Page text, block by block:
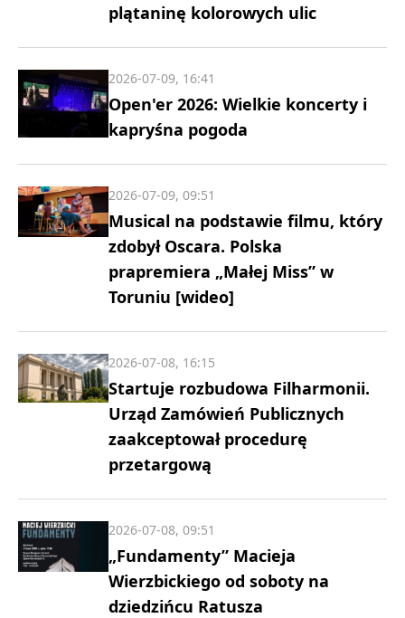
plątaninę kolorowych ulic
Open'er 2026: Wielkie koncerty i
kapryśna pogoda
2026-07-09, 16:41
Musical na podstawie filmu, który
zdobył Oscara. Polska
prapremiera „Małej Miss” w
Toruniu [wideo]
2026-07-09, 09:51
Startuje rozbudowa Filharmonii.
Urząd Zamówień Publicznych
zaakceptował procedurę
przetargową
2026-07-08, 16:15
„Fundamenty” Macieja
Wierzbickiego od soboty na
dziedzińcu Ratusza
2026-07-08, 09:51